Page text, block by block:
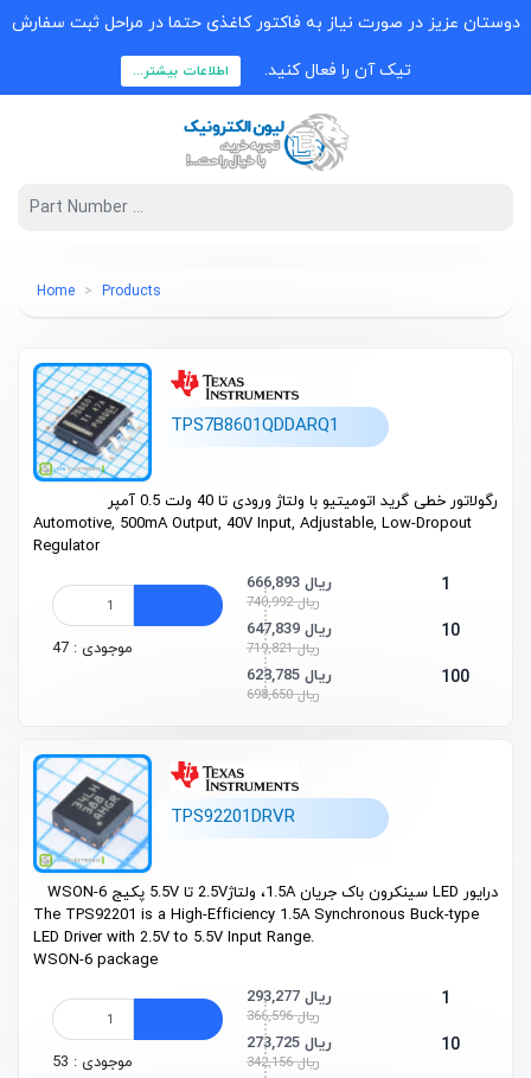
دوستان عزیز در صورت نیاز به فاکتور کاغذی حتما در مراحل ثبت سفارش
تیک آن را فعال کنید. اطلاعات بیشتر...
Home Products
TPS7B8601QDDARQ1
رگولاتور خطی گرید اتومیتیو با ولتاژ ورودی تا 40 ولت 0.5 آمپر
Automotive, 500mA Output, 40V Input, Adjustable, Low-Dropout
Regulator
1 666,893 ریال
740,992 ریال
10 647,839 ریال
719,821 ریال
100 628,785 ریال
698,650 ریال
موجودی : 47
TPS92201DRVR
درایور LED سینکرون باک جریان 1.5A، ولتاژ2.5V تا 5.5V پکیج WSON-6
The TPS92201 is a High-Efficiency 1.5A Synchronous Buck-type
LED Driver with 2.5V to 5.5V Input Range.
WSON-6 package
1 293,277 ریال
366,596 ریال
10 273,725 ریال
342,156 ریال موجودی : 53